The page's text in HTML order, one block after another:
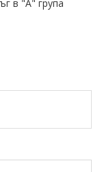
в "А" група